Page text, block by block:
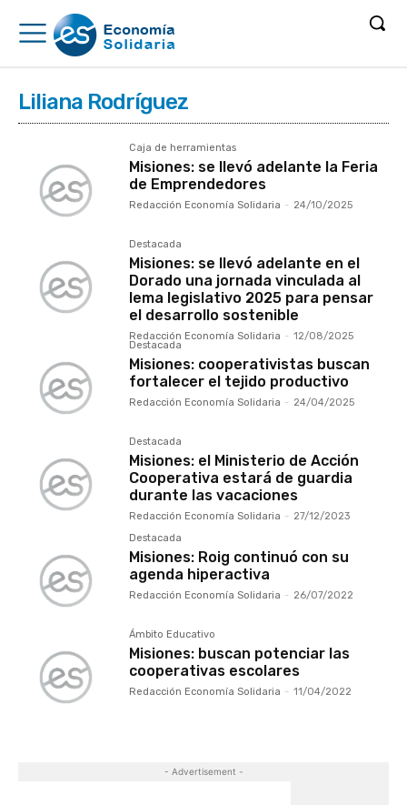
Liliana Rodríguez
Caja de herramientas
Misiones: se llevó adelante la Feria
de Emprendedores
Redacción Economía Solidaria - 24/10/2025
Destacada
Misiones: se llevó adelante en el
Dorado una jornada vinculada al
lema legislativo 2025 para pensar
el desarrollo sostenible
Redacción Economía Solidaria - 12/08/2025
Destacada
Misiones: cooperativistas buscan
fortalecer el tejido productivo
Redacción Economía Solidaria - 24/04/2025
Destacada
Misiones: el Ministerio de Acción
Cooperativa estará de guardia
durante las vacaciones
Redacción Economía Solidaria - 27/12/2023
Destacada
Misiones: Roig continuó con su
agenda hiperactiva
Redacción Economía Solidaria - 26/07/2022
Ámbito Educativo
Misiones: buscan potenciar las
cooperativas escolares
Redacción Economía Solidaria - 11/04/2022
- Advertisement -